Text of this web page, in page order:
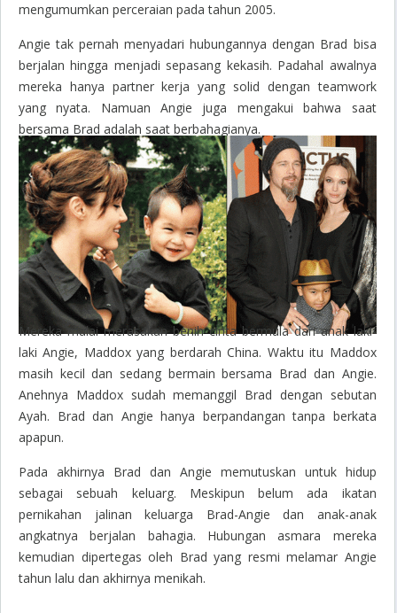
mengumumkan perceraian pada tahun 2005.
Angie tak pernah menyadari hubungannya dengan Brad bisa
berjalan hingga menjadi sepasang kekasih. Padahal awalnya
mereka hanya partner kerja yang solid dengan teamwork
yang nyata. Namuan Angie juga mengakui bahwa saat
bersama Brad adalah saat berbahagianya.
Mereka mulai merasakan benih cinta bermula dari anak laki-
laki Angie, Maddox yang berdarah China. Waktu itu Maddox
masih kecil dan sedang bermain bersama Brad dan Angie.
Anehnya Maddox sudah memanggil Brad dengan sebutan
Ayah. Brad dan Angie hanya berpandangan tanpa berkata
apapun.
Pada akhirnya Brad dan Angie memutuskan untuk hidup
sebagai sebuah keluarg. Meskipun belum ada ikatan
pernikahan jalinan keluarga Brad-Angie dan anak-anak
angkatnya berjalan bahagia. Hubungan asmara mereka
kemudian dipertegas oleh Brad yang resmi melamar Angie
tahun lalu dan akhirnya menikah.